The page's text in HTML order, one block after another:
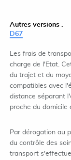
Autres versions :
D67
Les frais de
charge de l'Etat.
du trajet et du
compatibles avec
distance séparant
proche du domicile
Par dérogation au
du contrôle des
transport